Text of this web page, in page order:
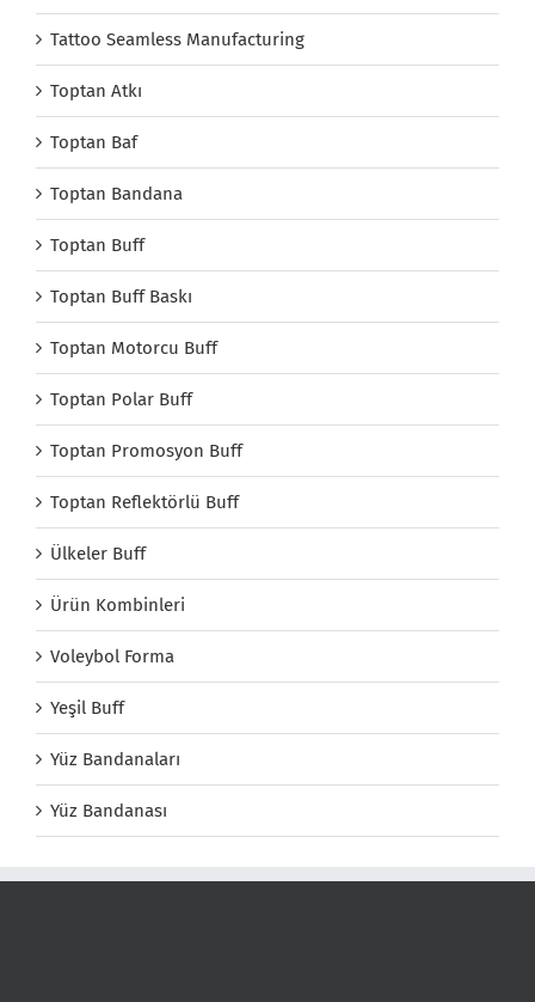
Tattoo Seamless Manufacturing
Toptan Atkı
Toptan Baf
Toptan Bandana
Toptan Buff
Toptan Buff Baskı
Toptan Motorcu Buff
Toptan Polar Buff
Toptan Promosyon Buff
Toptan Reflektörlü Buff
Ülkeler Buff
Ürün Kombinleri
Voleybol Forma
Yeşil Buff
Yüz Bandanaları
Yüz Bandanası